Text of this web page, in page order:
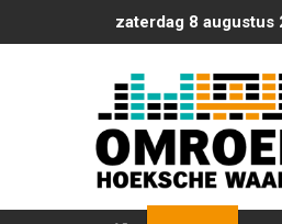
naar
zaterdag 8 augustus